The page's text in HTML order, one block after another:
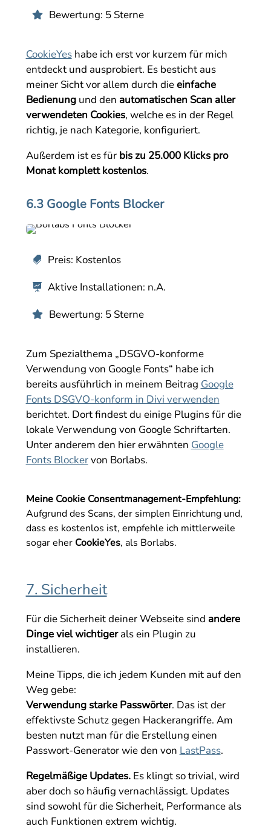
 Bewertung: 5 Sterne
CookieYeshabe ich erst vor kurzem für mich
entdeckt und ausprobiert. Es besticht aus
meiner Sicht vor allem durch dieeinfache
Bedienungund den automatischen Scan aller
verwendeten Cookies, welche es in der Regel
richtig, je nach Kategorie, konfiguriert.
Außerdem ist es für bis zu 25.000 Klicks pro
Monat komplett kostenlos.
6.3 Google Fonts Blocker
 Preis: Kostenlos
 Aktive Installationen: n.A.
 Bewertung: 5 Sterne
Zum Spezialthema „DSGVO-konforme
Verwendung von Google Fonts“ habe ich
bereits ausführlich in meinem Beitrag Google
Fonts DSGVO-konform in Divi verwenden
berichtet. Dort findest du einige Plugins für die
lokale Verwendung von Google Schriftarten.
Unter anderem den hier erwähnten Google
Fonts Blockervon Borlabs.
Meine Cookie Consentmanagement-Empfehlung:
Aufgrund des Scans, der simplen Einrichtung und,
dass es kostenlos ist, empfehle ich mittlerweile
sogar eher CookieYes, als Borlabs.
7. Sicherheit
Für die Sicherheit deiner Webseite sind andere
Dinge viel wichtigerals ein Plugin zu
installieren.
Meine Tipps, die ich jedem Kunden mit auf den
Weg gebe:
Verwendung starke Passwörter. Das ist der
effektivste Schutz gegen Hackerangriffe. Am
besten nutzt man für die Erstellung einen
Passwort-Generator wie den von LastPass.
Regelmäßige Updates.Es klingt so trivial, wird
aber doch so häufig vernachlässigt. Updates
sind sowohl für die Sicherheit, Performance als
auch Funktionen extrem wichtig.